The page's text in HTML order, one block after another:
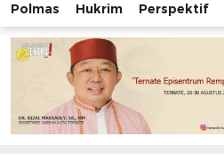
Okebaik.id
Baiknya Dibaca
Polmas Hukrim Perspektif